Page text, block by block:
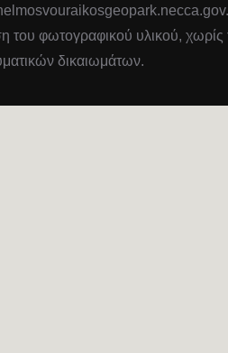
του φωτογραφικού υλικού, χωρίς
δικαιωμάτων.